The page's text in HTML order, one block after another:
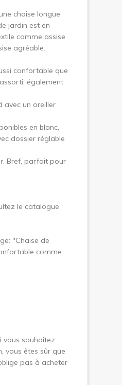
chaise longue
jardin est en
comme assise
agréable.
confortable que
également
avec un oreiller
en blanc,
dossier réglable
Bref, parfait pour
le catalogue
"Chaise de
comme
vous souhaitez
vous êtes sûr que
pas à acheter